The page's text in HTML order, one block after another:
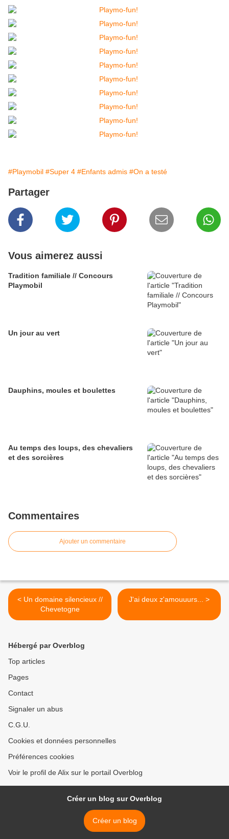
#Playmobil #Super 4 #Enfants admis #On a testé
Partager
Vous aimerez aussi
Tradition familiale // Concours
Playmobil
Un jour au vert
Dauphins, moules et boulettes
Au temps des loups, des chevaliers
et des sorcières
Commentaires
Ajouter un commentaire
< Un domaine silencieux //
Chevetogne
J'ai deux z'amouuurs... >
Hébergé par Overblog
Top articles
Pages
Contact
Signaler un abus
C.G.U.
Cookies et données personnelles
Préférences cookies
Voir le profil de Alix sur le portail Overblog
Créer un blog sur Overblog
Créer un blog